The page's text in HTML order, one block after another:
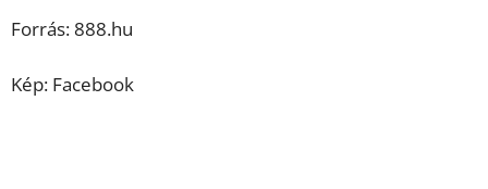
Forrás: 888.hu
Kép: Facebook